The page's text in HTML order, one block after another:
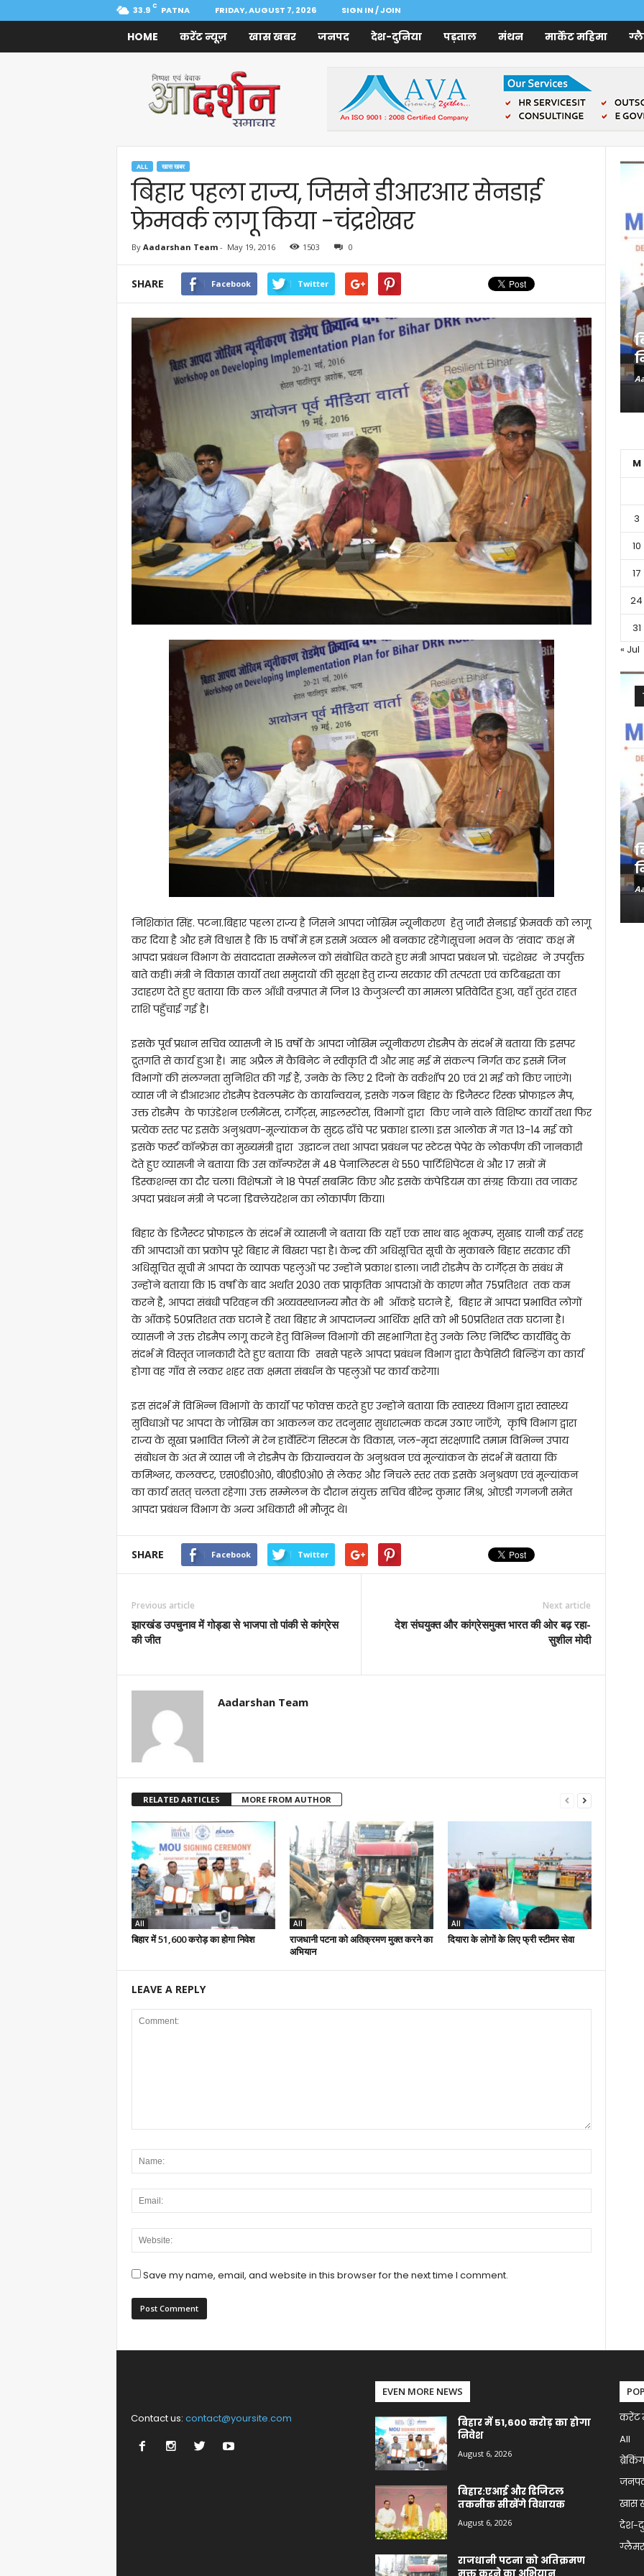
33.9 C PATNA FRIDAY, AUGUST 7, 2026 SIGN IN / JOIN
HOME करेंट न्यूज़ खास खबर जनपद देश-दुनिया पड़ताल मंथन मार्केट महिमा
Samachar
ALL खास खबर
बिहार पहला राज्य, जिसने डीआरआर सेनडाई
फ्रेमवर्क लागू किया -चंद्रशेखर
By Aadarshan Team- May 19, 2016 1503 0
SHARE Facebook Twitter
निशिकांत सिंह. पटना.बिहार पहला राज्य है जिसने आपदा जोखिम न्यूनीकरण हेतु जारी सेनडाई फ्रेमवर्क को लागू
कर दिया है और हमें विश्वास है कि 15 वर्षो में हम इसमें अव्वल भी बनकार रहेंगे।सूचना भवन के ‘संवाद’ कक्ष में
आपदा प्रबंधन विभाग के संवाददाता सम्मेलन को संबोधित करते हुए मंत्री आपदा प्रबंधन प्रो. चंद्रशेखर ने उपर्युक्त
बाते कहीं। मंत्री ने विकास कार्यों तथा समुदायों की सुरक्षा हेतु राज्य सरकार की तत्परता एवं कटिबद्धता का
उदाहरण देते हुए बताया कि कल आँधी वज्रपात में जिन 13 केजुअल्टी का मामला प्रतिवेदित हुआ, वहाँ तुरंत राहत
राशि पहुँचाई गई है।
इसके पूर्व प्रधान सचिव व्यासजी ने 15 वर्षों के आपदा जोखिम न्यूनीकरण रोडमैप के संदर्भ में बताया कि इसपर
द्रुतगति से कार्य हुआ है। माह अप्रैल में कैबिनेट ने स्वीकृति दी और माह मई में संकल्प निर्गत कर इसमें जिन
विभागों की संलग्नता सुनिशित की गई हैं, उनके के लिए 2 दिनों के वर्कशॉप 20 एवं 21 मई को किए जाएंगे।
व्यास जी ने डीआरआर रोडमैप डेवलपमेंट के कार्यान्वयन, इसके गठन बिहार के डिजैस्टर रिस्क प्रोफाइल मैप,
उक्त रोडमैप के फाउंडेशन एलीमेंटस, टार्गेट्स, माइलस्टोंस, विभागों द्वारा किए जाने वाले विशिष्ट कार्यो तथा फिर
प्रत्येक स्तर पर इसके अनुश्रवण-मूल्यांकन के सुदृढ़ ढाँचे पर प्रकाश डाला। इस आलोक में गत 13-14 मई को
इसके फर्स्ट कॉन्फ्रेंस का मुख्यमंत्री द्वारा उद्घाटन तथा आपदा प्रबंधन पर स्टेटस पेपेर के लोकर्पण की जानकारी
देते हुए व्यासजी ने बताया कि उस कॉन्फरेंस में 48 पेनालिस्टस थे 550 पार्टिशिपेंटस थे और 17 सत्रों में
डिस्कशन्स का दौर चला। विशेषज्ञों ने 18 पेपर्स सबमिट किए और इसके कंपेडियम का संग्रह किया। तव जाकर
अपदा प्रबंधन मंत्री ने पटना डिक्लेयरेशन का लोकार्पण किया।
बिहार के डिजैस्टर प्रोफाइल के संदर्भ में व्यासजी ने बताया कि यहाँ एक साथ बाढ़ भूकम्प, सुखाड़ यानी कई तरह
की आपदाओं का प्रकोप पूरे बिहार में बिखरा पड़ा है। केन्द्र की अधिसूचित सूची के मुकाबले बिहार सरकार की
अधिसूचित सूची में आपदा के व्यापक पहलुओं पर उन्होंने प्रकाश डाला। जारी रोडमैप के टार्गेट्स के संबंध में
उन्होंने बताया कि 15 वर्षां के बाद अर्थात 2030 तक प्राकृतिक आपदाओं के कारण मौत 75प्रतिशत तक कम
करने है, आपदा संबंधी परिवहन की अव्यवस्थाजन्य मौत के भी आँकड़े घटाने हैं, बिहार में आपदा प्रभावित लोगों
के आँकड़े 50प्रतिशत तक घटाने हैं तथा बिहार मे आपदाजन्य आर्थिक क्षति को भी 50प्रतिशत तक घटाना है।
व्यासजी ने उक्त रोडमैप लागू करने हेतु विभिन्न विभागों की सहभागिता हेतु उनके लिए निर्दिष्ट कार्यबिंदु के
संदर्भ में विस्तृत जानकारी देते हुए बताया कि सबसे पहले आपदा प्रबंधन विभाग द्वारा कैपेसिटी बिल्डिंग का कार्य
होगा वह गाँव से लकर शहर तक क्षमता संबर्धन के पहलुओं पर कार्य करेगा।
इस संदर्भ में विभिन्न विभागों के कार्यों पर फोक्स करते हुए उन्होंने बताया कि स्वास्थ्य विभाग द्वारा स्वास्थ्य
सुविधाओं पर आपदा के जोखिम का आकलन कर तदनुसार सुधारात्मक कदम उठाए जाएँगे, कृषि विभाग द्वारा
राज्य के सूखा प्रभावित जिलों में रेन हार्वेस्टिंग सिस्टम के विकास, जल-मृदा संरक्षणादि तमाम विभिन्न उपाय
संबोधन के अंत में व्यास जी ने रोडमैप के क्रियान्वयन के अनुश्रवन एवं मूल्यांकन के संदर्भ में बताया कि
कमिश्नर, कलक्टर, एस0डी0ओ0, बी0डी0ओ0 से लेकर और निचले स्तर तक इसके अनुश्रवण एवं मूल्यांकन
का कार्य सतत् चलता रहेगा। उक्त सम्मेलन के दौरान संयुक्त सचिव बीरेन्द्र कुमार मिश्र, ओएडी गगनजी समेत
आपदा प्रबंधन विभाग के अन्य अधिकारी भी मौजूद थे।
SHARE Facebook Twitter
Previous article
झारखंड उपचुनाव में गोड्डा से भाजपा तो पांकी से कांग्रेस
की जीत
Next article
देश संघयुक्त और कांग्रेसमुक्त भारत की ओर बढ़ रहा-
सुशील मोदी
Aadarshan Team
RELATED ARTICLES MORE FROM AUTHOR
All
बिहार में 51,600 करोड़ का होगा निवेश
All
राजधानी पटना को अतिक्रमण मुक्त करने का
अभियान
All
दियारा के लोगों के लिए फ्री स्टीमर सेवा
LEAVE A REPLY
Save my name, email, and website in this browser for the next time I comment.
M
3
10
17
24
31
« Jul
Contact us: contact@yoursite.com
EVEN MORE NEWS
बिहार में 51,600 करोड़ का होगा
निवेश
August 6, 2026
बिहार:एआई और डिजिटल
तकनीक सीखेंगे विधायक
August 6, 2026
राजधानी पटना को अतिक्रमण
मुक्त करने का अभियान
करेंट
All
खास
देश-
ग्लैमर